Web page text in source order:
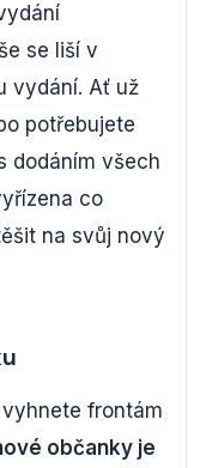
se liší v
vydání. Ať už
potřebujete
dodáním všech
co
na svůj nový
frontám
občanky je